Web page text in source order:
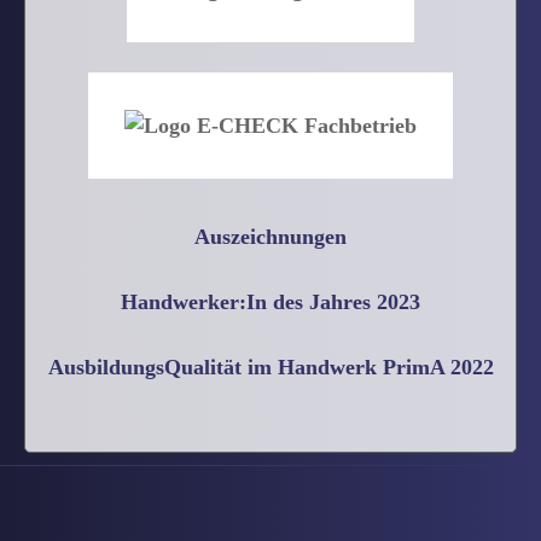
Auszeichnungen
Handwerker:In des Jahres 2023
AusbildungsQualität im Handwerk PrimA 2022